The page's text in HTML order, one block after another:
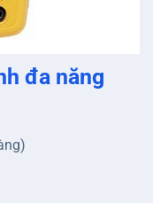
đa năng